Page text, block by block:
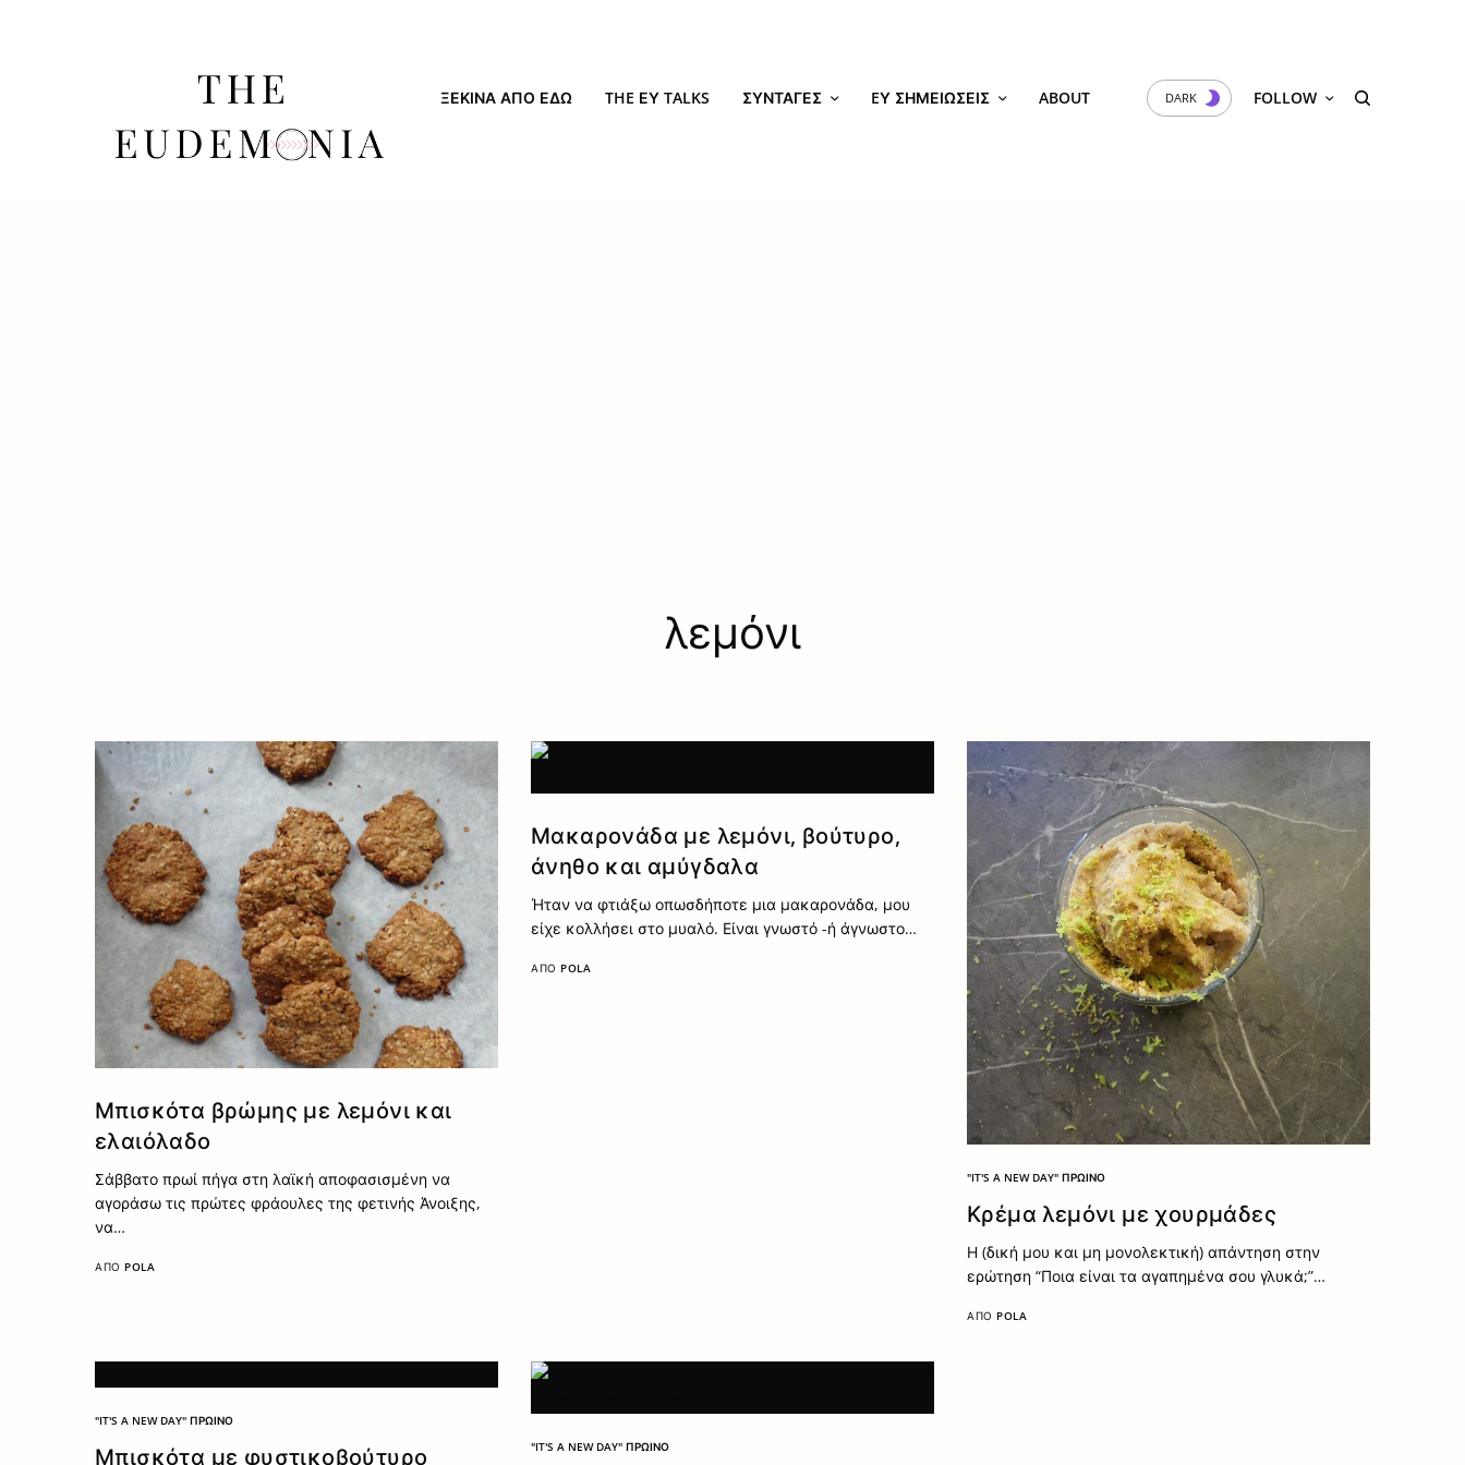
ΞΕΚΊΝΑ ΑΠΌ ΕΔΏ THE ΕΥ TALKS ΣΥΝΤΑΓΈΣ EΥ ΣΗΜΕΙΏΣΕΙΣ ABOUT DARK FOLLOW
λεμόνι
Μπισκότα βρώμης με λεμόνι και
ελαιόλαδο
Σάββατο πρωί πήγα στη λαϊκή αποφασισμένη να
αγοράσω τις πρώτες φράουλες της φετινής Άνοιξης,
να…
ΑΠΌ POLA
Μακαρονάδα με λεμόνι, βούτυρο,
άνηθο και αμύγδαλα
Ήταν να φτιάξω οπωσδήποτε μια μακαρονάδα, μου
είχε κολλήσει στο μυαλό. Είναι γνωστό -ή άγνωστο…
ΑΠΌ POLA
"IT'S A NEW DAY" ΠΡΩΙΝΌ
Κρέμα λεμόνι με χουρμάδες
Η (δική μου και μη μονολεκτική) απάντηση στην
ερώτηση “Ποια είναι τα αγαπημένα σου γλυκά;”…
ΑΠΌ POLA
"IT'S A NEW DAY" ΠΡΩΙΝΌ
Μπισκότα με φυστικοβούτυρο
"IT'S A NEW DAY" ΠΡΩΙΝΌ